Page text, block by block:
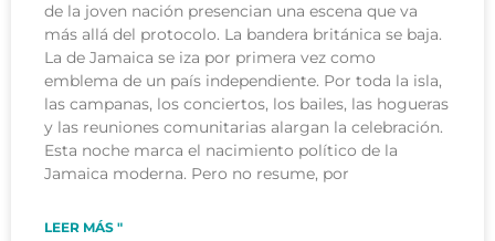
de la joven nación presencian una escena que va
más allá del protocolo. La bandera británica se baja.
La de Jamaica se iza por primera vez como
emblema de un país independiente. Por toda la isla,
las campanas, los conciertos, los bailes, las hogueras
y las reuniones comunitarias alargan la celebración.
Esta noche marca el nacimiento político de la
Jamaica moderna. Pero no resume, por
LEER MÁS "